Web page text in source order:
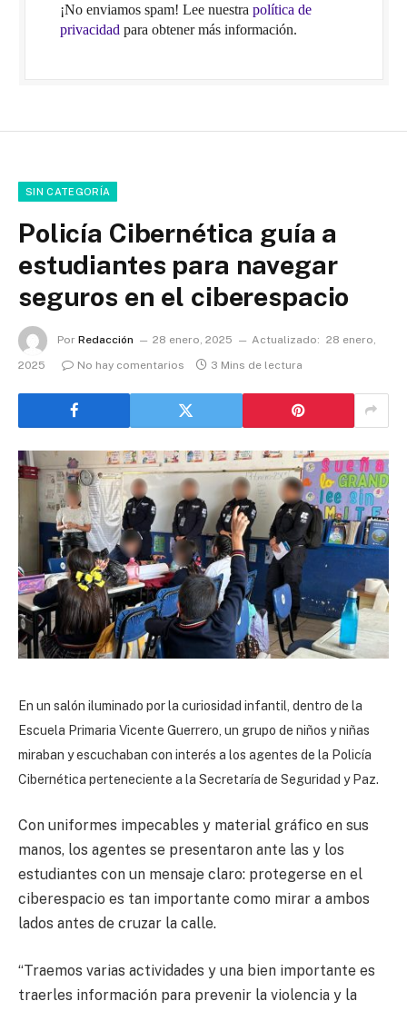
¡No enviamos spam! Lee nuestra política de
privacidad para obtener más información.
SIN CATEGORÍA
Policía Cibernética guía a
estudiantes para navegar
seguros en el ciberespacio
Por Redacción 28 enero, 2025 Actualizado: 28 enero,
2025
No hay comentarios 3 Mins de lectura
En un salón iluminado por la curiosidad infantil, dentro de la
Escuela Primaria Vicente Guerrero, un grupo de niños y niñas
miraban y escuchaban con interés a los agentes de la Policía
Cibernética perteneciente a la Secretaría de Seguridad y Paz.
Con uniformes impecables y material gráfico en sus
manos, los agentes se presentaron ante las y los
estudiantes con un mensaje claro: protegerse en el
ciberespacio es tan importante como mirar a ambos
lados antes de cruzar la calle.
“Traemos varias actividades y una bien importante es
traerles información para prevenir la violencia y la